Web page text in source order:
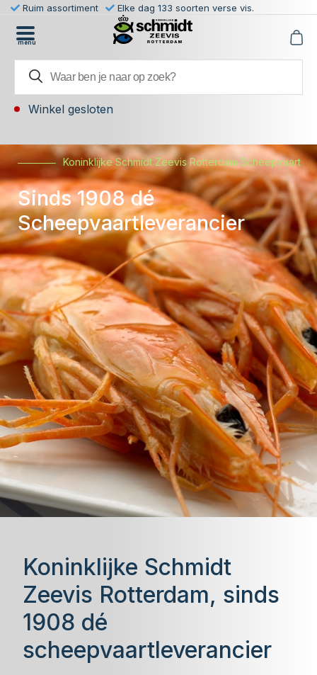
Ruim assortiment Elke dag 133 soorten verse vis.
menu
Winkel gesloten
Koninklijke Schmidt Zeevis Rotterdam Scheepvaart
Sinds 1908 dé
Scheepvaartleverancier
Koninklijke Schmidt
Zeevis Rotterdam, sinds
1908 dé
scheepvaartleverancier